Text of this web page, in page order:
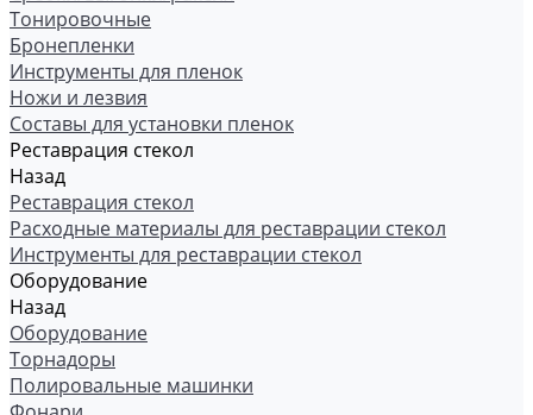
Тонировочные
Бронепленки
Инструменты для пленок
Ножи и лезвия
Составы для установки пленок
Реставрация стекол
Назад
Реставрация стекол
Расходные материалы для реставрации стекол
Инструменты для реставрации стекол
Оборудование
Назад
Оборудование
Торнадоры
Полировальные машинки